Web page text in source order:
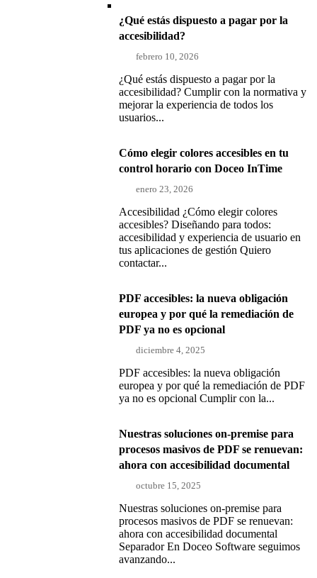
¿Qué estás dispuesto a pagar por la
accesibilidad?
febrero 10, 2026
¿Qué estás dispuesto a pagar por la
accesibilidad? Cumplir con la normativa y
mejorar la experiencia de todos los
usuarios...
Cómo elegir colores accesibles en tu
control horario con Doceo InTime
enero 23, 2026
Accesibilidad ¿Cómo elegir colores
accesibles? Diseñando para todos:
accesibilidad y experiencia de usuario en
tus aplicaciones de gestión Quiero
contactar...
PDF accesibles: la nueva obligación
europea y por qué la remediación de
PDF ya no es opcional
diciembre 4, 2025
PDF accesibles: la nueva obligación
europea y por qué la remediación de PDF
ya no es opcional Cumplir con la...
Nuestras soluciones on-premise para
procesos masivos de PDF se renuevan:
ahora con accesibilidad documental
octubre 15, 2025
Nuestras soluciones on-premise para
procesos masivos de PDF se renuevan:
ahora con accesibilidad documental
Separador En Doceo Software seguimos
avanzando...